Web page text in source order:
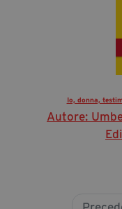
Io, donna,
Autore: